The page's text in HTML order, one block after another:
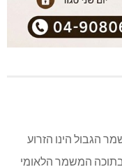
הגבול הינו הזרוע
המשמר הלאומי